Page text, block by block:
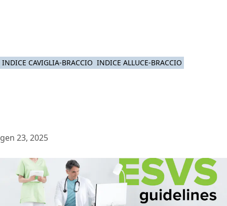
INDICE CAVIGLIA-BRACCIO INDICE ALLUCE-BRACCIO
gen 23, 2025